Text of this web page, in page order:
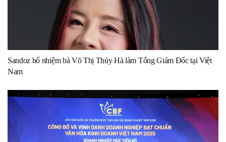
Sandoz bổ nhiệm bà Võ Thị Thúy Hà làm Tổng Giám Đốc tại Việt
Nam